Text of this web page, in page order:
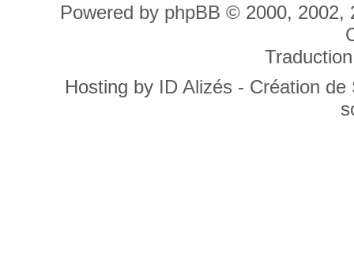
Powered by phpBB © 2000, 2002,
Hosting by ID Alizés - Création